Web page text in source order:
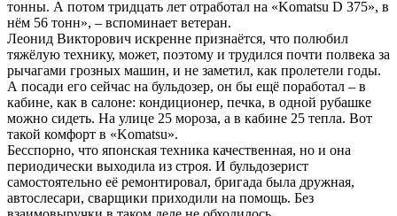
тонны. А потом тридцать лет отработал на «Komatsu D 375», в
нём 56 тонн», – вспоминает ветеран.
Леонид Викторович искренне признаётся, что полюбил
тяжёлую технику, может, поэтому и трудился почти полвека за
рычагами грозных машин, и не заметил, как пролетели годы.
А посади его сейчас на бульдозер, он бы ещё поработал – в
кабине, как в салоне: кондиционер, печка, в одной рубашке
можно сидеть. На улице 25 мороза, а в кабине 25 тепла. Вот
такой комфорт в «Komatsu».
Бесспорно, что японская техника качественная, но и она
периодически выходила из строя. И бульдозерист
самостоятельно её ремонтировал, бригада была дружная,
автослесари, сварщики приходили на помощь. Без